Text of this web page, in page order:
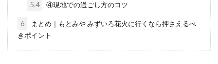
5.4 ④現地での過ごし方のコツ
6
まとめ｜もとみや みずいろ花火に行くなら押さえるべ
きポイント